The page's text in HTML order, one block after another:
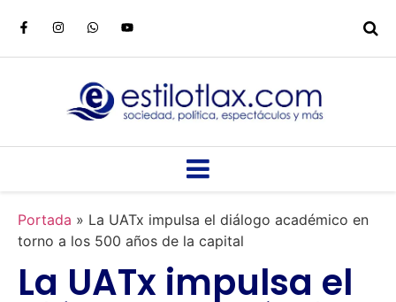
Portada » La UATx impulsa el diálogo académico en
torno a los 500 años de la capital
La UATx impulsa el